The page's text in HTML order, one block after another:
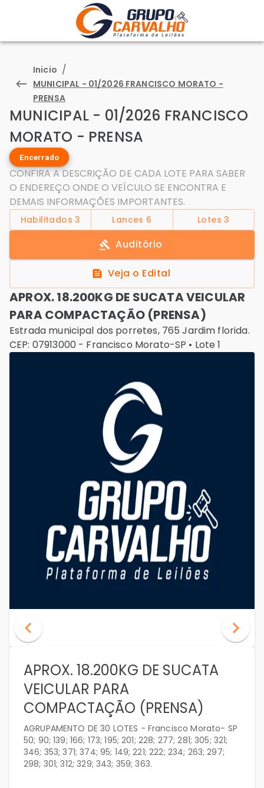
Inicio /
MUNICIPAL - 01/2026 FRANCISCO MORATO -
PRENSA
MUNICIPAL - 01/2026 FRANCISCO
MORATO - PRENSA
Encerrado
CONFIRA A DESCRIÇÃO DE CADA LOTE PARA SABER
O ENDEREÇO ONDE O VEÍCULO SE ENCONTRA E
DEMAIS INFORMAÇÕES IMPORTANTES.
Habilitados3 Lances 6 Lotes3
Auditório
Veja o Edital
APROX. 18.200KG DE SUCATA VEICULAR
PARA COMPACTAÇÃO (PRENSA)
Estrada municipal dos porretes, 765 Jardim florida.
CEP: 07913000 - Francisco Morato-SP • Lote1
APROX. 18.200KG DE SUCATA
VEICULAR PARA
COMPACTAÇÃO (PRENSA)
AGRUPAMENTO DE 30 LOTES - Francisco Morato- SP
50; 90; 139; 166; 173; 195; 201; 228; 277; 281; 305; 321;
346; 353; 371; 374; 95; 149; 221; 222; 234; 263; 297;
298; 301; 312; 329; 343; 359; 363.